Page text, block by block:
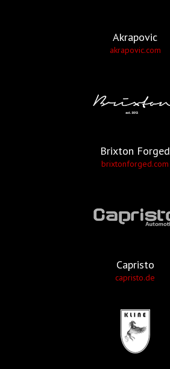
Akrapovic
akrapovic.com
Brixton Forged
brixtonforged.com
Capristo
capristo.de